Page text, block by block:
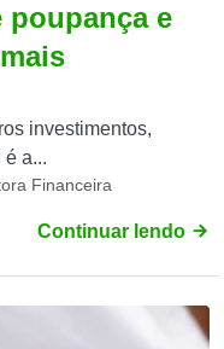
poupança e
investimentos,
a...
Financeira
Continuar lendo